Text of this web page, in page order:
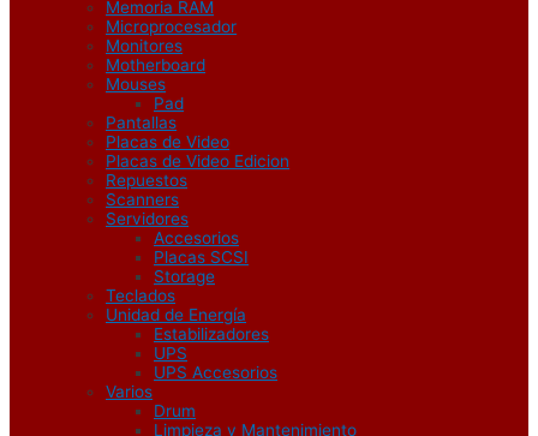
Memoria RAM
Microprocesador
Monitores
Motherboard
Mouses
Pad
Pantallas
Placas de Video
Placas de Video Edicion
Repuestos
Scanners
Servidores
Accesorios
Placas SCSI
Storage
Teclados
Unidad de Energía
Estabilizadores
UPS
UPS Accesorios
Varios
Drum
Limpieza y Mantenimiento